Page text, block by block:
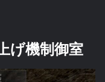
げ機制御室